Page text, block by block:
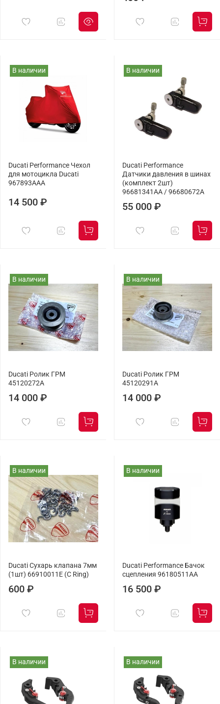
В наличии
Ducati Performance Чехол
для мотоцикла Ducati
967893AAA
14 500 ₽
В наличии
Ducati Performance
Датчики давления в шинах
(комплект 2шт)
96681341AA / 96680672A
55 000 ₽
В наличии
Ducati Ролик ГРМ
45120272A
14 000 ₽
В наличии
Ducati Ролик ГРМ
45120291A
14 000 ₽
В наличии
Ducati Сухарь клапана 7мм
(1шт) 66910011E (C Ring)
600 ₽
В наличии
Ducati Performance Бачок
сцепления 96180511AA
16 500 ₽
В наличии В наличии